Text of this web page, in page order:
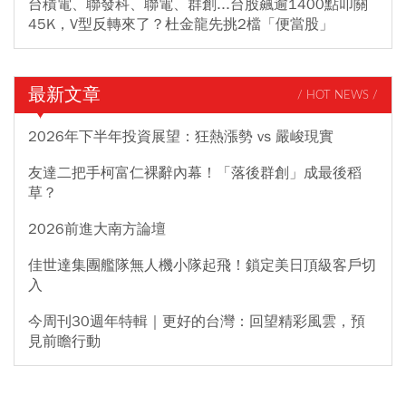
台積電、聯發科、聯電、群創...台股飆逾1400點叩關
45K，V型反轉來了？杜金龍先挑2檔「便當股」
最新文章 / HOT NEWS /
2026年下半年投資展望：狂熱漲勢 vs 嚴峻現實
友達二把手柯富仁裸辭內幕！「落後群創」成最後稻
草？
2026前進大南方論壇
佳世達集團艦隊無人機小隊起飛！鎖定美日頂級客戶切
入
今周刊30週年特輯｜更好的台灣：回望精彩風雲，預
見前瞻行動